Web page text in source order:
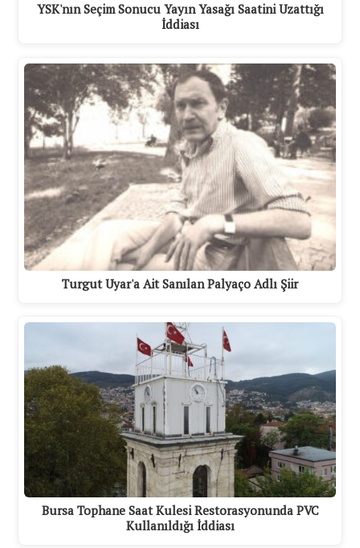
YSK'nın Seçim Sonucu Yayın Yasağı Saatini Uzattığı
İddiası
Turgut Uyar'a Ait Sanılan Palyaço Adlı Şiir
Bursa Tophane Saat Kulesi Restorasyonunda PVC
Kullanıldığı İddiası